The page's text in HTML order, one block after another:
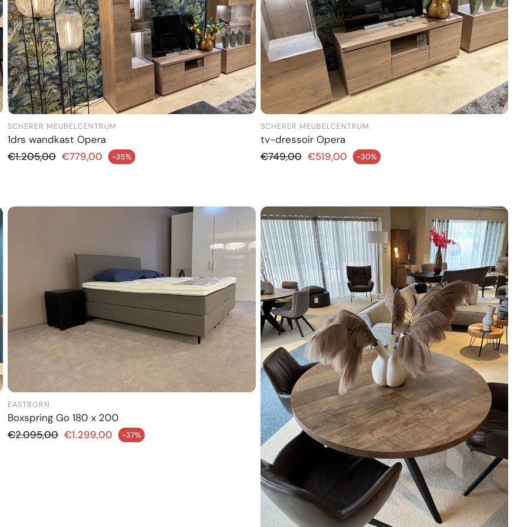
SCHERER MEUBELCENTRUM
1drs wandkast Opera
€779,00
-35%
Normale prijs
€1.205,00
SCHERER MEUBELCENTRUM
tv-dressoir Opera
€519,00
-30%
AanbiedingsprijsNormale prijs
€749,00
EASTBORN
Boxspring Go 180 x 200
€1.299,00
-37%
Normale prijs
€2.095,00